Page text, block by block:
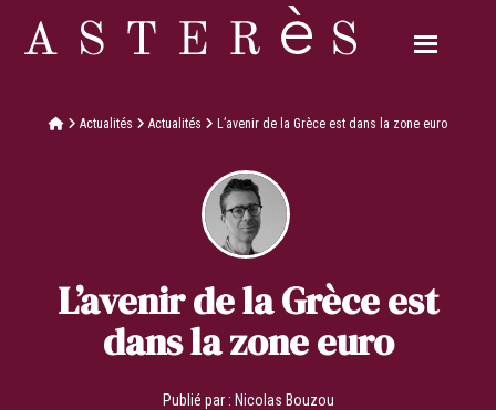
Actualités Actualités L’avenir de la Grèce est dans la zone euro
L’avenir de la Grèce est
dans la zone euro
Publié par : Nicolas Bouzou